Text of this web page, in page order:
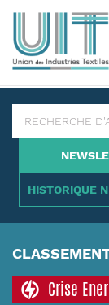
HISTORIQUE
Crise